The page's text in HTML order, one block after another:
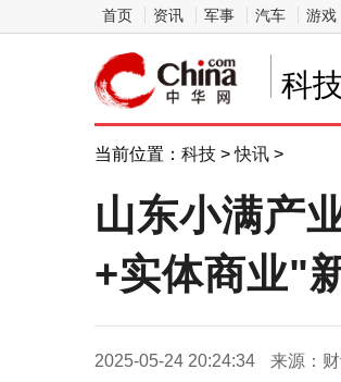
首页 资讯 军事 汽车 游戏
科
当前位置： 科技 >快讯 >
山东小满产
+实体商业"
2025-05-24 20:24:34 来源：